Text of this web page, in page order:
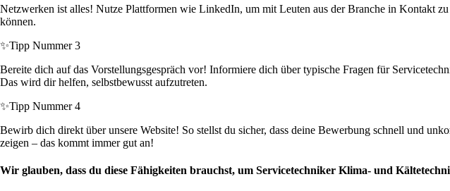
Netzwerken ist alles! Nutze Plattformen wie LinkedIn, um mit Leuten aus der Branche in Kontakt
können.
✨Tipp Nummer 3
Bereite dich auf das Vorstellungsgespräch vor! Informiere dich über typische Fragen für
Das wird dir helfen, selbstbewusst aufzutreten.
✨Tipp Nummer 4
Bewirb dich direkt über unsere Website! So stellst du sicher, dass deine Bewerbung schnell und
zeigen – das kommt immer gut an!
Wir glauben, dass du diese Fähigkeiten brauchst, um Servicetechniker Klima- und